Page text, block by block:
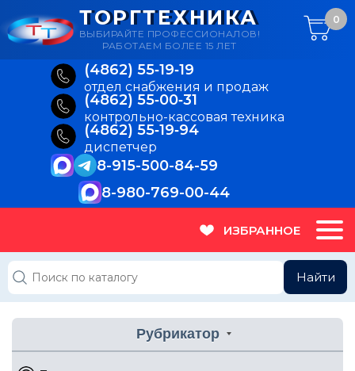
(4862) 55‑19‑19
отдел снабжения и продаж
(4862) 55‑00‑31
контрольно-кассовая техника
(4862) 55‑19‑94
диспетчер
8-915-500-84-59
8-980-769-00-44
ТОРГТЕХНИКА
ВЫБИРАЙТЕ ПРОФЕССИОНАЛОВ!
РАБОТАЕМ БОЛЕЕ 15 ЛЕТ
0
ИЗБРАННОЕ
Найти
Рубрикатор